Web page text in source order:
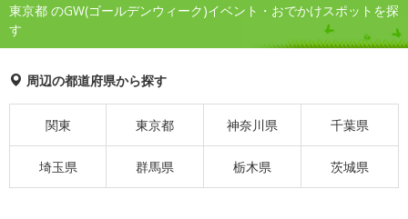
東京都 のGW(ゴールデンウィーク)イベント・おでかけスポットを探
す
周辺の都道府県から探す
関東 東京都 神奈川県 千葉県
埼玉県 群馬県 栃木県 茨城県